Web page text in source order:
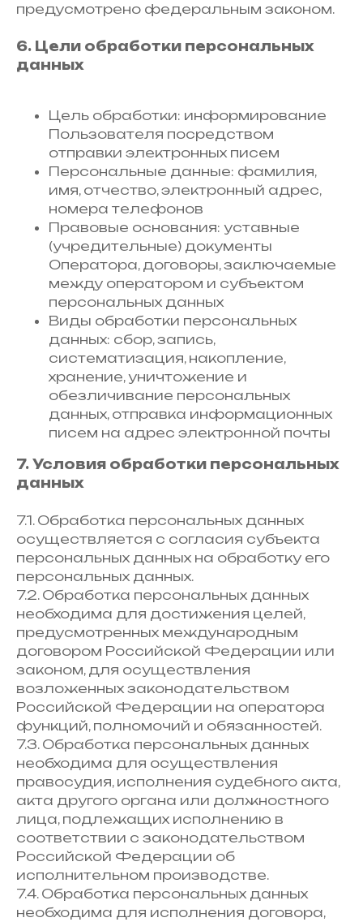
предусмотрено федеральным законом.
6. Цели обработки персональных
данных
Цель обработки: информирование
Пользователя посредством
отправки электронных писем
Персональные данные: фамилия,
имя, отчество, электронный адрес,
номера телефонов
Правовые основания: уставные
(учредительные) документы
Оператора, договоры, заключаемые
между оператором и субъектом
персональных данных
Виды обработки персональных
данных: сбор, запись,
систематизация, накопление,
хранение, уничтожение и
обезличивание персональных
данных, отправка информационных
писем на адрес электронной почты
7. Условия обработки персональных
данных
7.1. Обработка персональных данных
осуществляется с согласия субъекта
персональных данных на обработку его
персональных данных.
7.2. Обработка персональных данных
необходима для достижения целей,
предусмотренных международным
договором Российской Федерации или
законом, для осуществления
возложенных законодательством
Российской Федерации на оператора
функций, полномочий и обязанностей.
7.3. Обработка персональных данных
необходима для осуществления
правосудия, исполнения судебного акта,
акта другого органа или должностного
лица, подлежащих исполнению в
соответствии с законодательством
Российской Федерации об
исполнительном производстве.
7.4. Обработка персональных данных
необходима для исполнения договора,